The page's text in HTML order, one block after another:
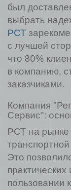
был
выбрать
РСТ
с лучшей
что 80%
в компанию,
заказчиками.
Компания
Сервис":
РСТ на рынке
Это
пользовании